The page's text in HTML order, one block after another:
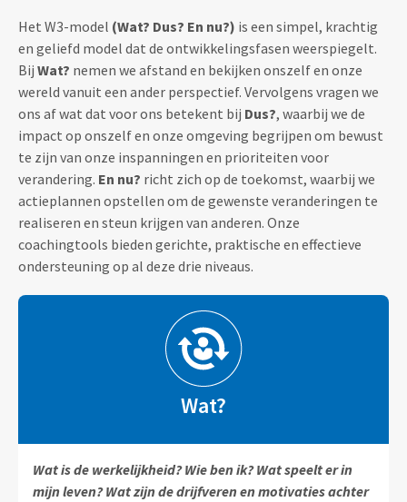
Het W3-model (Wat? Dus? En nu?) is een simpel, krachtig
en geliefd model dat de ontwikkelingsfasen weerspiegelt.
Bij Wat? nemen we afstand en bekijken onszelf en onze
wereld vanuit een ander perspectief. Vervolgens vragen we
ons af wat dat voor ons betekent bij Dus?, waarbij we de
impact op onszelf en onze omgeving begrijpen om bewust
te zijn van onze inspanningen en prioriteiten voor
verandering. En nu? richt zich op de toekomst, waarbij we
actieplannen opstellen om de gewenste veranderingen te
realiseren en steun krijgen van anderen. Onze
coachingtools bieden gerichte, praktische en effectieve
ondersteuning op al deze drie niveaus.
Wat?
Wat is de werkelijkheid? Wie ben ik? Wat speelt er in
mijn leven? Wat zijn de drijfveren en motivaties achter